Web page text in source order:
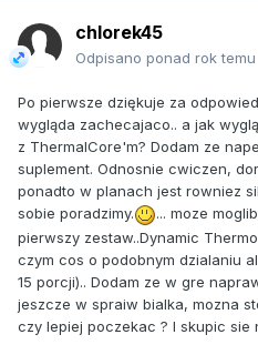
chlorek45
Odpisano ponad rok temu
Po pierwsze dziękuje za
wygląda zachecajaco.. a jak
z ThermalCore'm? Dodam ze
suplement. Odnosnie cwiczen,
ponadto w planach jest rowniez
sobie poradzimy.
... moze
pierwszy zestaw..Dynamic
czym cos o podobnym dzialaniu
15 porcji).. Dodam ze w gre
jeszcze w spraiw bialka, mozna
czy lepiej poczekac ? I skupic sie